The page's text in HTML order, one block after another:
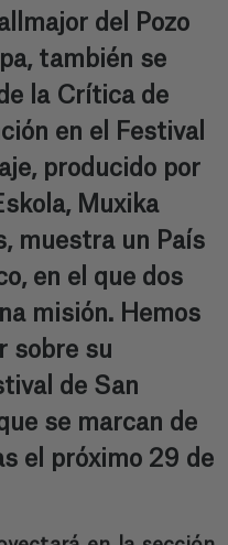
del Pozo
también se
la Crítica de
en el Festival
producido por
Muxika
muestra un País
en el que dos
misión. Hemos
sobre su
de San
se marcan de
el próximo 29 de